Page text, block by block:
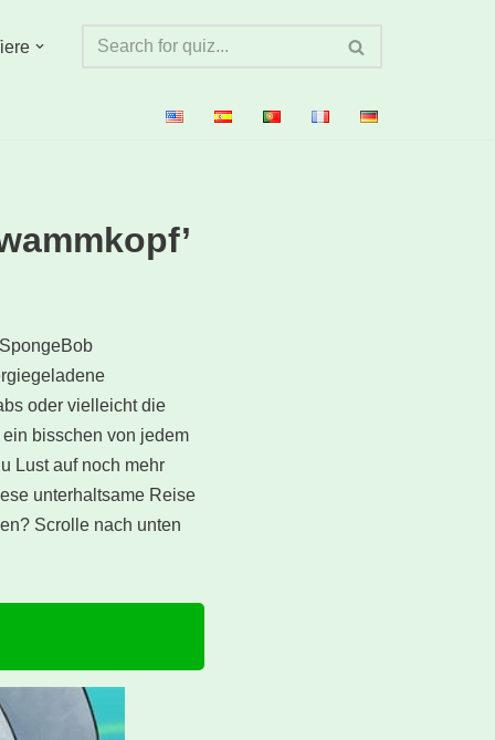
oder vielleicht die
bisschen von jedem
Lust auf noch mehr
unterhaltsame Reise
Scrolle nach unten